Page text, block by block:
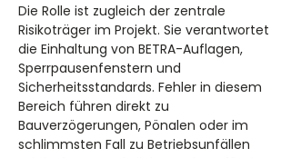
Die Rolle ist zugleich der zentrale
Risikoträger im Projekt. Sie verantwortet
die Einhaltung von BETRA-Auflagen,
Sperrpausenfenstern und
Sicherheitsstandards. Fehler in diesem
Bereich führen direkt zu
Bauverzögerungen, Pönalen oder im
schlimmsten Fall zu Betriebsunfällen